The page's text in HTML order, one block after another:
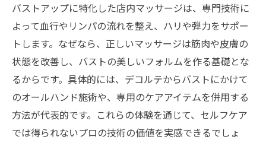
バストアップに特化した店内マッサージは、専門技術に
よって血行やリンパの流れを整え、ハリや弾力をサポー
トします。なぜなら、正しいマッサージは筋肉や皮膚の
状態を改善し、バストの美しいフォルムを作る基礎とな
るからです。具体的には、デコルテからバストにかけて
のオールハンド施術や、専用のケアアイテムを併用する
方法が代表的です。これらの体験を通じて、セルフケア
では得られないプロの技術の価値を実感できるでしょ